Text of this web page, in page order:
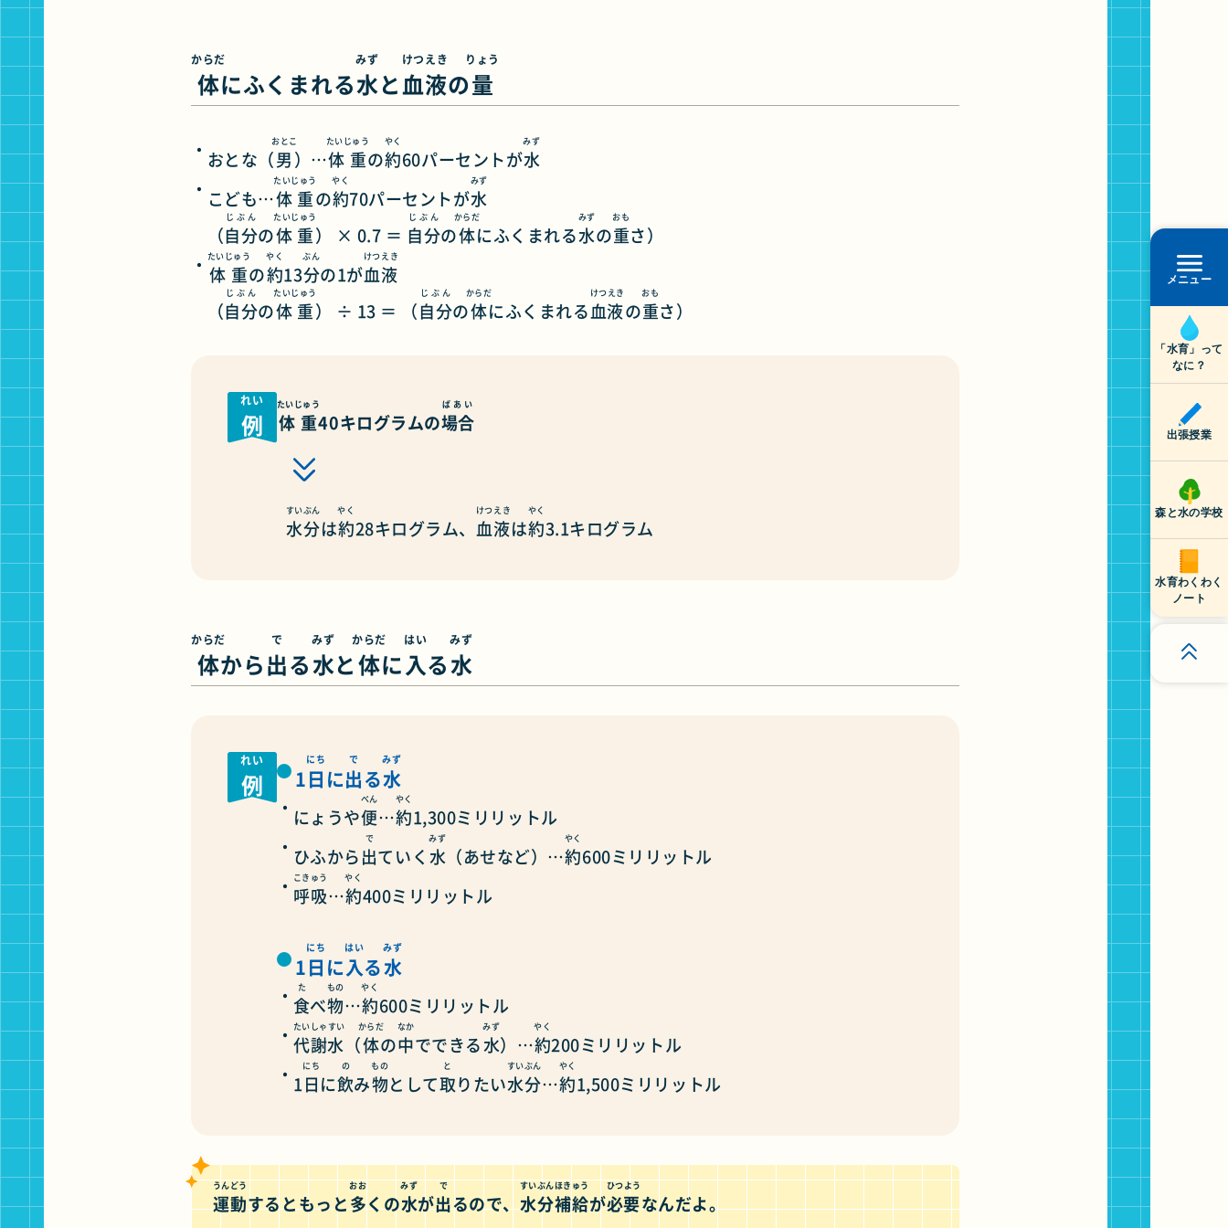
メニュー
「水育」って
なに？
出張授業
森と水の学校
水育わくわく
ノート
体
からだ
にふくまれる水
みず
と血液
けつえき
の量
りょう
おとな（男
おとこ
）…体重
たいじゅう
の約
やく
60パーセントが水
みず
こども…体重
たいじゅう
の約
やく
70パーセントが水
みず
（自分
じぶん
の体重
たいじゅう
） × 0.7 ＝ 自分
じぶん
の体
からだ
にふくまれる水
みず
の重
おも
さ）
体重
たいじゅう
の約
やく
13分
ぶん
の1が血液
けつえき
（自分
じぶん
の体重
たいじゅう
） ÷ 13 ＝ （自分
じぶん
の体
からだ
にふくまれる血液
けつえき
の重
おも
さ）
例
れい
体重
たいじゅう
40キログラムの場合
ばあい
水分
すいぶん
は約
やく
28キログラム、 血液
けつえき
は約
やく
3.1キログラム
体
からだ
から出
で
る水
みず
と体
からだ
に入
はい
る水
みず
例
れい
1日
にち
に出
で
る水
みず
にょうや便
べん
…約
やく
1,300ミリリットル
ひふから出
で
ていく 水
みず
（あせなど）…約
やく
600ミリリットル
呼吸
こきゅう
…約
やく
400ミリリットル
1日
にち
に入
はい
る水
みず
食
た
べ物
もの
…約
やく
600ミリリットル
代謝水
たいしゃすい
（体
からだ
の中
なか
でできる水
みず
）…約
やく
200ミリリットル
1日
にち
に飲
の
み物
もの
として取
と
りたい水分
すいぶん
…約
やく
1,500ミリリットル
運動
うんどう
するともっと多
おお
くの水
みず
が出
で
るので、水分補給
すいぶんほきゅう
が必要
ひつよう
なんだよ。